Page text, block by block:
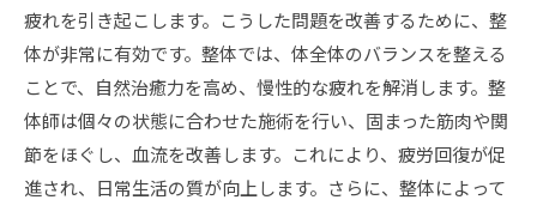
疲れを引き起こします。こうした問題を改善するために、整
体が非常に有効です。整体では、体全体のバランスを整える
ことで、自然治癒力を高め、慢性的な疲れを解消します。整
体師は個々の状態に合わせた施術を行い、固まった筋肉や関
節をほぐし、血流を改善します。これにより、疲労回復が促
進され、日常生活の質が向上します。さらに、整体によって